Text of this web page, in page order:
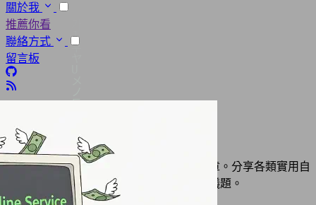
關於我
推薦你看
聯絡方式
留言板
Selfhost 自架服務
本分類收錄所有與「自架服務」相關的文章。分享各類實用自
架服務、使用心得、技術應用及探討相關議題。